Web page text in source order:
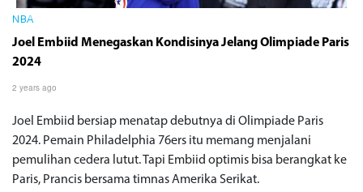
NBA
Joel Embiid Menegaskan Kondisinya Jelang Olimpiade Paris
2024
2 years ago
Joel Embiid bersiap menatap debutnya di Olimpiade Paris
2024. Pemain Philadelphia 76ers itu memang menjalani
pemulihan cedera lutut. Tapi Embiid optimis bisa berangkat ke
Paris, Prancis bersama timnas Amerika Serikat.